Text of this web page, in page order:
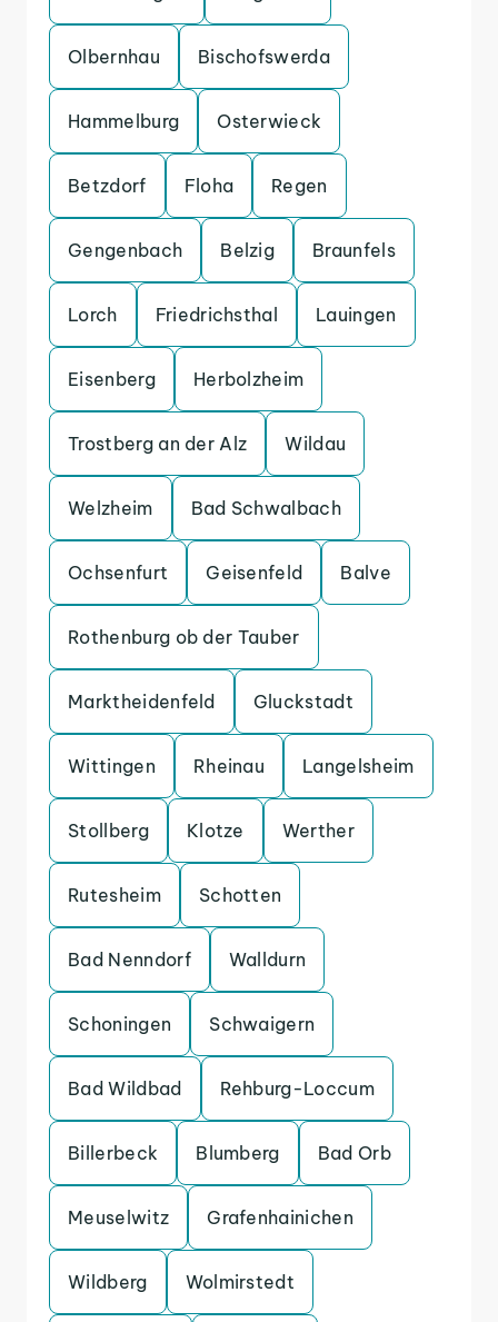
Olbernhau Bischofswerda
Hammelburg Osterwieck
Betzdorf Floha Regen
Gengenbach Belzig Braunfels
Lorch Friedrichsthal Lauingen
Eisenberg Herbolzheim
Trostberg an der Alz Wildau
Welzheim Bad Schwalbach
Ochsenfurt Geisenfeld Balve
Rothenburg ob der Tauber
Marktheidenfeld Gluckstadt
Wittingen Rheinau Langelsheim
Stollberg Klotze Werther
Rutesheim Schotten
Bad Nenndorf Walldurn
Schoningen Schwaigern
Bad Wildbad Rehburg-Loccum
Billerbeck Blumberg Bad Orb
Meuselwitz Grafenhainichen
Wildberg Wolmirstedt